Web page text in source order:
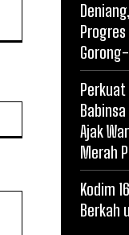
Perkuat
Ajak
Merah
Kodim
Berkah